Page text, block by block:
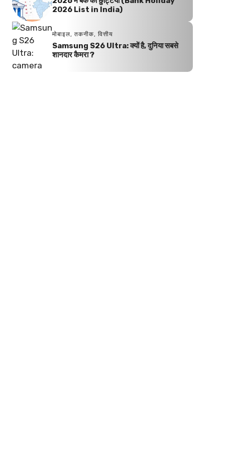
2026 List in India)
मोबाइल, तकनीक, वित्तीय
Samsung S26 Ultra: क्यों है, दुनिया सबसे
शानदार कैमरा ?